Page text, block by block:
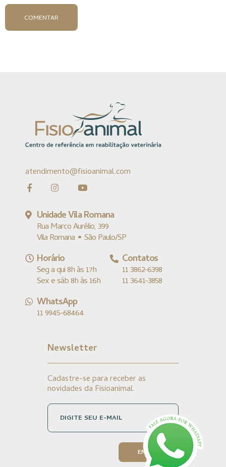
COMENTAR
atendimento@fisioanimal.com
Unidade Vila Romana
Rua Marco Aurélio, 399
Vila Romana • São Paulo/SP
Horário
Seg a qui 8h às 17h
Sex e sáb 8h às 16h
Contatos
11 3862-6398
11 3641-3858
WhatsApp
11 9945-68464
Newsletter
Cadastre-se para receber as
novidades da Fisioanimal.
DIGITE SEU E-MAIL
ENVIAR